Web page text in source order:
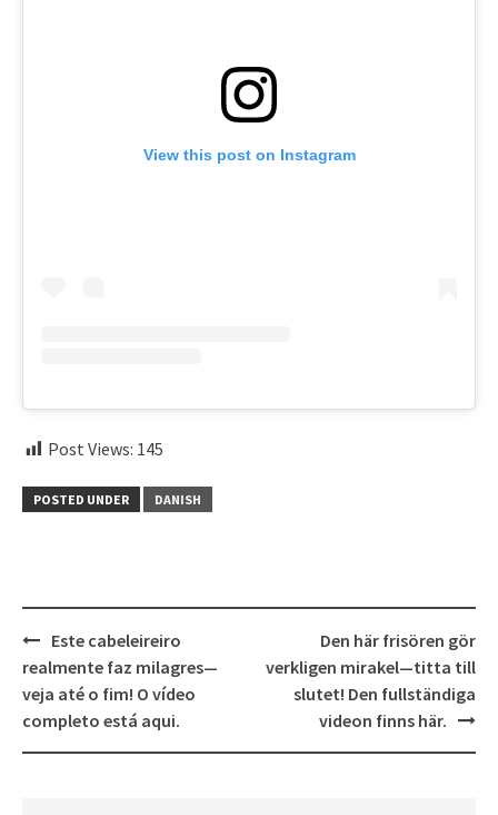
View this post on Instagram
Post Views: 145
POSTED UNDER DANISH
Post
navigation
Este cabeleireiro
realmente faz milagres—
veja até o fim! O vídeo
completo está aqui.
Den här frisören gör
verkligen mirakel—titta till
slutet! Den fullständiga
videon finns här.